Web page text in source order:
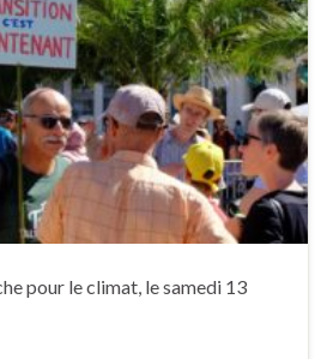
pour le climat, le samedi 13